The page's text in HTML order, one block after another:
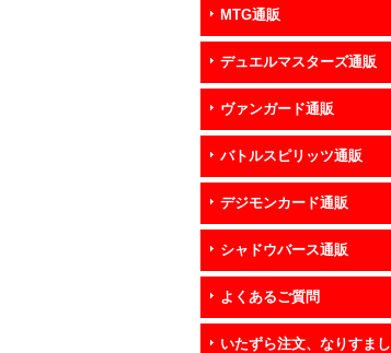
MTG通販
デュエルマスターズ通販
ヴァンガード通販
バトルスピリッツ通販
デジモンカード通販
シャドウバース通販
よくあるご質問
いたずら注文、なりすまし